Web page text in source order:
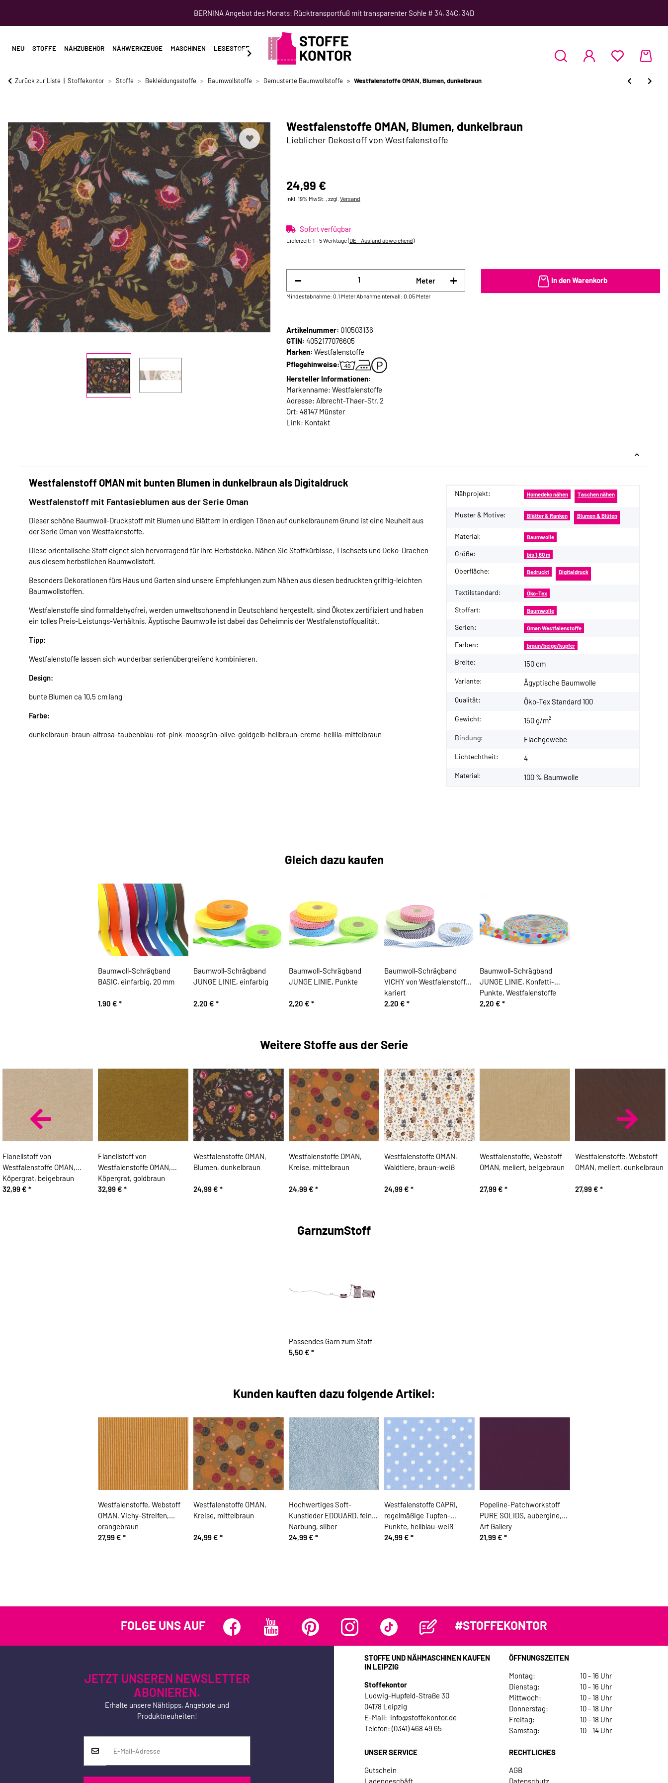
BERNINA Angebot des Monats: Rücktransportfuß mit transparenter Sohle # 34, 34C, 34D
NEU STOFFE NÄHZUBEHÖR NÄHWERKZEUGE MASCHINEN LESESTOFF SCHNITTMUSTER NÄHKURSE
Zurück zur Liste Stoffekontor Stoffe Bekleidungsstoffe Baumwollstoffe Gemusterte Baumwollstoffe Westfalenstoffe OMAN, Blumen, dunkelbraun
Westfalenstoffe OMAN, Blumen, dunkelbraun
Lieblicher Dekostoff von Westfalenstoffe
24,99 €
inkl. 19% MwSt. , zzgl. Versand
Sofort verfügbar
Lieferzeit: 1 - 5 Werktage(DE - Ausland abweichend)
Meter
Mindestabnahme: 0.1 MeterAbnahmeintervall: 0.05 Meter
In den Warenkorb
Artikelnummer: 010503136
GTIN: 4052177076605
Marken: Westfalenstoffe
Pflegehinweise:
Hersteller Informationen:
Markenname: Westfalenstoffe
Adresse: Albrecht-Thaer-Str. 2
Ort: 48147 Münster
Link: Kontakt
Westfalenstoff OMAN mit bunten Blumen in dunkelbraun als Digitaldruck
Westfalenstoff mit Fantasieblumen aus der Serie Oman
Dieser schöne Baumwoll-Druckstoff mit Blumen und Blättern in erdigen Tönen auf dunkelbraunem Grund ist eine Neuheit aus
der Serie Oman von Westfalenstoffe.
Diese orientalische Stoff eignet sich hervorragend für Ihre Herbstdeko. Nähen Sie Stoffkürbisse, Tischsets und Deko-Drachen
aus diesem herbstlichen Baumwollstoff.
Besonders Dekorationen fürs Haus und Garten sind unsere Empfehlungen zum Nähen aus diesen bedruckten griffig-leichten
Baumwollstoffen.
Westfalenstoffe sind formaldehydfrei, werden umweltschonend in Deutschland hergestellt, sind Ökotex zertifiziert und haben
ein tolles Preis-Leistungs-Verhältnis. Äyptische Baumwolle ist dabei das Geheimnis der Westfalenstoffqualität.
Tipp:
Westfalenstoffe lassen sich wunderbar serienübergreifend kombinieren.
Design:
bunte Blumen ca 10,5 cm lang
Farbe:
dunkelbraun-braun-altrosa-taubenblau-rot-pink-moosgrün-olive-goldgelb-hellbraun-creme-hellila-mittelbraun
Produkteigenschaft
Wert
Nähprojekt: Homedeko nähen Taschen nähen
Muster & Motive: Blätter & Ranken Blumen & Blüten
Material: Baumwolle
Größe: bis 1,60 m
Oberfläche: Bedruckt Digitaldruck
Textilstandard: Öko-Tex
Stoffart: Baumwolle
Serien: Oman Westfalenstoffe
Farben: braun/beige/kupfer
Breite: 150 cm
Variante: Ägyptische Baumwolle
Qualität: Öko-Tex Standard 100
Gewicht: 150 g/m²
Bindung: Flachgewebe
Lichtechtheit: 4
Material: 100 % Baumwolle
Gleich dazu kaufen
Baumwoll-Schrägband
BASIC, einfarbig, 20 mm
1,90 € *
Baumwoll-Schrägband
JUNGE LINIE, einfarbig
2,20 € *
Baumwoll-Schrägband
JUNGE LINIE, Punkte
2,20 € *
Baumwoll-Schrägband
VICHY von Westfalenstoffe,
kariert
2,20 € *
Baumwoll-Schrägband
JUNGE LINIE, Konfetti-
Punkte, Westfalenstoffe
2,20 € *
Weitere Stoffe aus der Serie
Flanellstoff von
Westfalenstoffe OMAN,
Köpergrat, beigebraun
32,99 € *
Flanellstoff von
Westfalenstoffe OMAN,
Köpergrat, goldbraun
32,99 € *
Westfalenstoffe OMAN,
Blumen, dunkelbraun
24,99 € *
Westfalenstoffe OMAN,
Kreise, mittelbraun
24,99 € *
Westfalenstoffe OMAN,
Waldtiere, braun-weiß
24,99 € *
Westfalenstoffe, Webstoff
OMAN, meliert, beigebraun
27,99 € *
Westfalenstoffe, Webstoff
OMAN, meliert, dunkelbraun
27,99 € *
GarnzumStoff
Passendes Garn zum Stoff
5,50 € *
Kunden kauften dazu folgende Artikel:
Westfalenstoffe, Webstoff
OMAN, Vichy-Streifen,
orangebraun
27,99 € *
Westfalenstoffe OMAN,
Kreise, mittelbraun
24,99 € *
Hochwertiges Soft-
Kunstleder EDOUARD, feine
Narbung, silber
24,99 € *
Westfalenstoffe CAPRI,
regelmäßige Tupfen-
Punkte, hellblau-weiß
24,99 € *
Popeline-Patchworkstoff
PURE SOLIDS, aubergine,
Art Gallery
21,99 € *
FOLGE UNS AUF #STOFFEKONTOR
JETZT UNSEREN NEWSLETTER
ABONIEREN.
Erhalte unsere Nähtipps, Angebote und
Produktneuheiten!
STOFFE UND NÄHMASCHINEN KAUFEN
IN LEIPZIG
Stoffekontor
Ludwig-Hupfeld-Straße 30
04178 Leipzig
E-Mail: info@stoffekontor.de
Telefon: (0341) 468 49 65
ÖFFNUNGSZEITEN
Montag:
10 - 16 Uhr
Dienstag:
10 - 16 Uhr
Mittwoch:
10 - 18 Uhr
Donnerstag:
10 - 18 Uhr
Freitag:
10 - 18 Uhr
Samstag:
10 - 14 Uhr
UNSER SERVICE
Gutschein
Ladengeschäft
RECHTLICHES
AGB
Datenschutz